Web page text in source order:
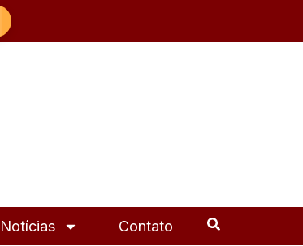
Notícias Contato